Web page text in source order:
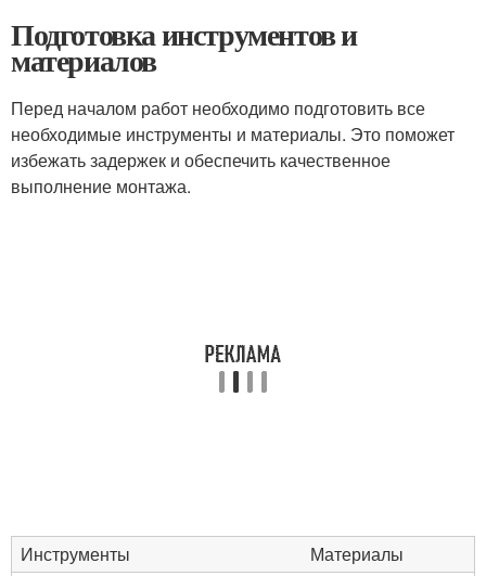
Подготовка инструментов и
материалов
Перед началом работ необходимо подготовить все
необходимые инструменты и материалы. Это поможет
избежать задержек и обеспечить качественное
выполнение монтажа.
Инструменты
Материалы